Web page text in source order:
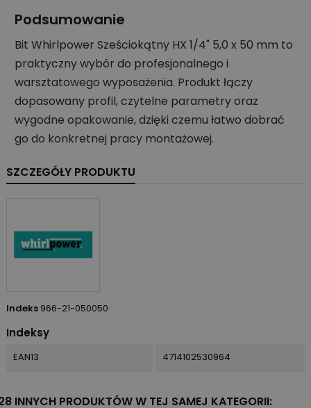
Podsumowanie
Bit Whirlpower Sześciokątny HX 1/4" 5,0 x 50 mm to
praktyczny wybór do profesjonalnego i
warsztatowego wyposażenia. Produkt łączy
dopasowany profil, czytelne parametry oraz
wygodne opakowanie, dzięki czemu łatwo dobrać
go do konkretnej pracy montażowej.
SZCZEGÓŁY PRODUKTU
Indeks 966-21-050050
Indeksy
EAN13 4714102530964
INNYCH PRODUKTÓW W TEJ SAMEJ KATEGORII: